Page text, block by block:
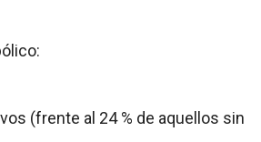
(frente al 24 % de aquellos sin